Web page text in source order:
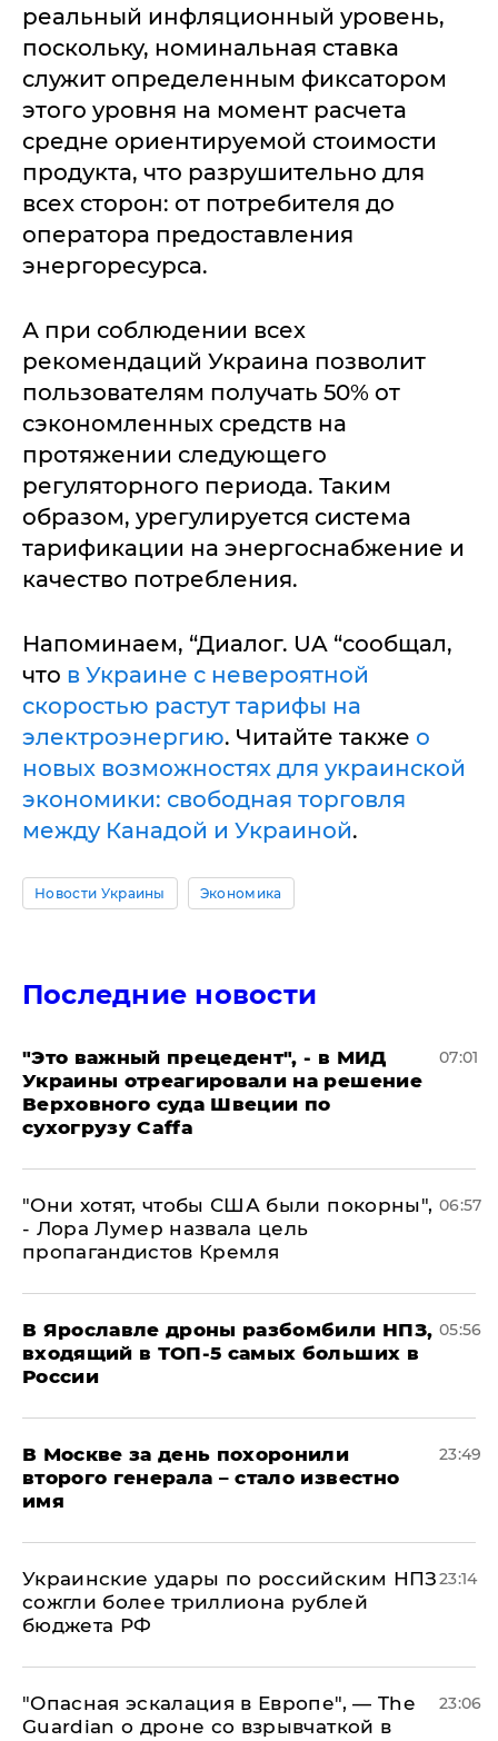
реальный инфляционный уровень,
поскольку, номинальная ставка
служит определенным фиксатором
этого уровня на момент расчета
средне ориентируемой стоимости
продукта, что разрушительно для
всех сторон: от потребителя до
оператора предоставления
энергоресурса.
А при соблюдении всех
рекомендаций Украина позволит
пользователям получать 50% от
сэкономленных средств на
протяжении следующего
регуляторного периода. Таким
образом, урегулируется система
тарификации на энергоснабжение и
качество потребления.
Напоминаем, “Диалог. UA “сообщал,
что в Украине с невероятной
скоростью растут тарифы на
электроэнергию. Читайте также о
новых возможностях для украинской
экономики: свободная торговля
между Канадой и Украиной.
Новости Украины Экономика
Последние новости
"Это важный прецедент", - в МИД
Украины отреагировали на решение
Верховного суда Швеции по
сухогрузу Caffa
07:01
"Они хотят, чтобы США были покорны",
- Лора Лумер назвала цель
пропагандистов Кремля
06:57
В Ярославле дроны разбомбили НПЗ,
входящий в ТОП-5 самых больших в
России
05:56
В Москве за день похоронили
второго генерала – стало известно
имя
23:49
Украинские удары по российским НПЗ
сожгли более триллиона рублей
бюджета РФ
23:14
"Опасная эскалация в Европе", — The
Guardian о дроне со взрывчаткой в
23:06